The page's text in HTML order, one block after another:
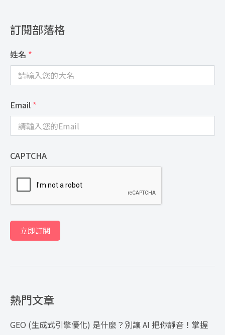
訂閱部落格
姓名 *
Email *
CAPTCHA
立即訂閱
熱門文章
GEO (生成式引擎優化) 是什麼？別讓 AI 把你靜音！掌握